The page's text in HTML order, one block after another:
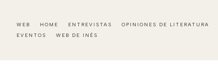
WEB HOME ENTREVISTAS OPINIONES DE LITERATURA
EVENTOS
WEB DE INÉS